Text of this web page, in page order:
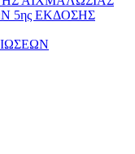
5ης ΕΚΔΟΣΗΣ